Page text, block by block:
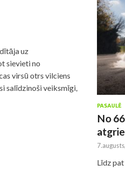
uz
sievieti no
virsū otrs vilciens
salīdzinoši veiksmīgi,
PASAULĒ
No
Līdz